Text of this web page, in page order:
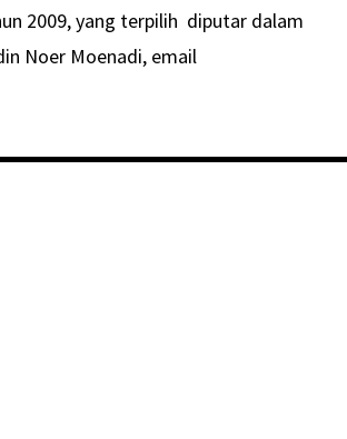
2009, yang terpilih diputar dalam
Noer Moenadi, email